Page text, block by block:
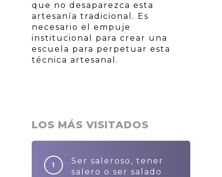
que no desaparezca esta
artesanía tradicional. Es
necesario el empuje
institucional para crear una
escuela para perpetuar esta
técnica artesanal.
LOS MÁS VISITADOS
Ser saleroso, tener
salero o ser salado